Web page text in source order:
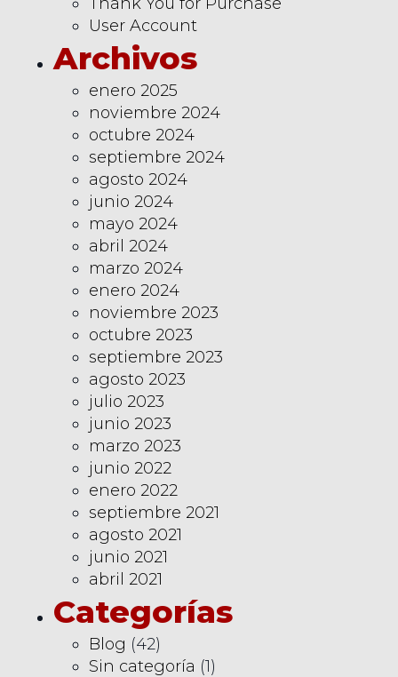
User Account
Archivos
enero 2025
noviembre 2024
octubre 2024
septiembre 2024
agosto 2024
junio 2024
mayo 2024
abril 2024
marzo 2024
enero 2024
noviembre 2023
octubre 2023
septiembre 2023
agosto 2023
julio 2023
junio 2023
marzo 2023
junio 2022
enero 2022
septiembre 2021
agosto 2021
junio 2021
abril 2021
Categorías
Blog (42)
Sin categoría (1)